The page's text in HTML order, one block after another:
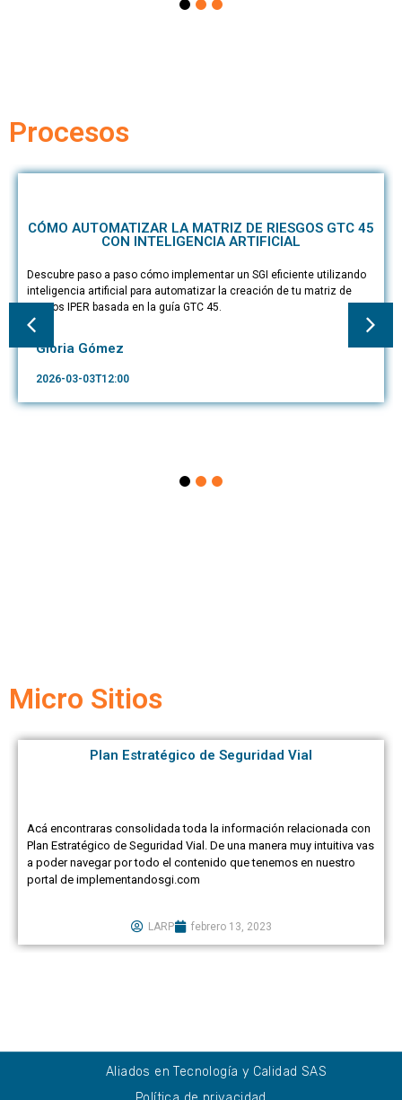
Procesos
CÓMO AUTOMATIZAR LA MATRIZ DE RIESGOS GTC 45
CON INTELIGENCIA ARTIFICIAL
Descubre paso a paso cómo implementar un SGI eficiente utilizando
inteligencia artificial para automatizar la creación de tu matriz de
riesgos IPER basada en la guía GTC 45.
Gloria Gómez
2026-03-03T12:00
Micro Sitios
Plan Estratégico de Seguridad Vial
Acá encontraras consolidada toda la información relacionada con
Plan Estratégico de Seguridad Vial. De una manera muy intuitiva vas
a poder navegar por todo el contenido que tenemos en nuestro
portal de implementandosgi.com
LARP febrero 13, 2023
Aliados en Tecnología y Calidad SAS